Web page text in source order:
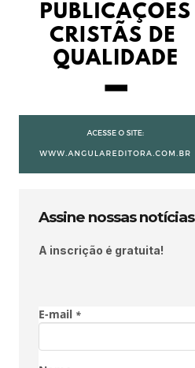
Assine nossas notícias
A inscrição é gratuita!